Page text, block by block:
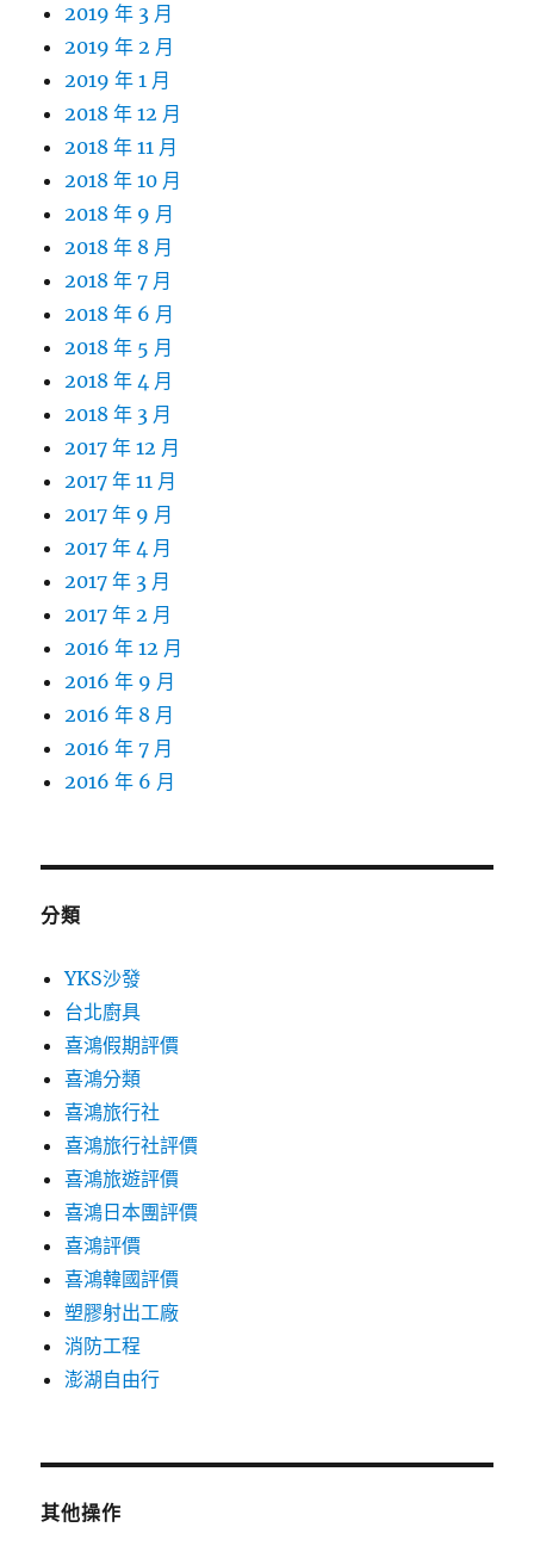
2019 年 3 月
2019 年 2 月
2019 年 1 月
2018 年 12 月
2018 年 11 月
2018 年 10 月
2018 年 9 月
2018 年 8 月
2018 年 7 月
2018 年 6 月
2018 年 5 月
2018 年 4 月
2018 年 3 月
2017 年 12 月
2017 年 11 月
2017 年 9 月
2017 年 4 月
2017 年 3 月
2017 年 2 月
2016 年 12 月
2016 年 9 月
2016 年 8 月
2016 年 7 月
2016 年 6 月
分類
YKS沙發
台北廚具
喜鴻假期評價
喜鴻分類
喜鴻旅行社
喜鴻旅行社評價
喜鴻旅遊評價
喜鴻日本團評價
喜鴻評價
喜鴻韓國評價
塑膠射出工廠
消防工程
澎湖自由行
其他操作